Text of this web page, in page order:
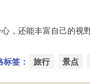
，还能丰富自己的视
标签： 旅行 景点